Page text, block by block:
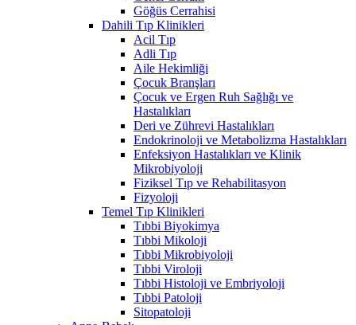
Göğüs Cerrahisi
Dahili Tıp Klinikleri
Acil Tıp
Adli Tıp
Aile Hekimliği
Çocuk Branşları
Çocuk ve Ergen Ruh Sağlığı ve
Hastalıkları
Deri ve Zührevi Hastalıkları
Endokrinoloji ve Metabolizma Hastalıkları
Enfeksiyon Hastalıkları ve Klinik
Mikrobiyoloji
Fiziksel Tıp ve Rehabilitasyon
Fizyoloji
Temel Tıp Klinikleri
Tıbbi Biyokimya
Tıbbi Mikoloji
Tıbbi Mikrobiyoloji
Tıbbi Viroloji
Tıbbi Histoloji ve Embriyoloji
Tıbbi Patoloji
Sitopatoloji